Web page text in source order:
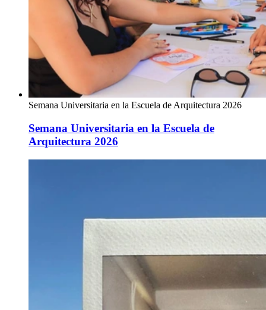
Semana Universitaria en la Escuela de Arquitectura 2026
Semana Universitaria en la Escuela de
Arquitectura 2026